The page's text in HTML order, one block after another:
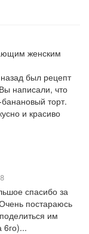
женским
был рецепт
написали, что
торт.
и красиво
спасибо за
постараюсь
им